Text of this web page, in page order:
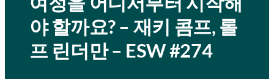
야 할까요? – 재키 콤프, 롤
프 린더만 – ESW #274